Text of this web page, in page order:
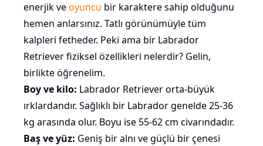
enerjik veoyuncu bir karaktere sahip olduğunu
hemen anlarsınız. Tatlı görünümüyle tüm
kalpleri fetheder. Peki ama bir Labrador
Retriever fiziksel özellikleri nelerdir? Gelin,
birlikte öğrenelim.
Boy ve kilo: Labrador Retrieverorta-büyük
ırklardandır. Sağlıklı bir Labrador genelde 25-36
kg arasında olur. Boyu ise 55-62 cm civarındadır.
Baş ve yüz: Geniş bir alnı ve güçlü bir çenesi